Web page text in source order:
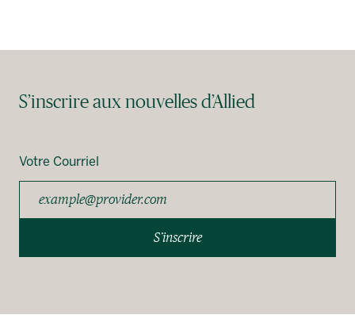
S’inscrire aux nouvelles d’Allied
Votre Courriel
S’inscrire